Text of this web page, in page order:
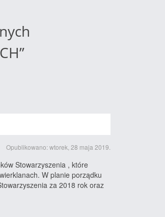
Opublikowano: wtorek, 28 maja 2019.
Stowarzyszenia , które
W planie porządku
za 2018 rok oraz